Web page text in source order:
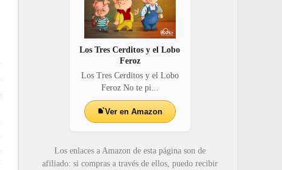
Los Tres Cerditos y el Lobo
Feroz
Los Tres Cerditos y el Lobo
Feroz No te pi...
Ver en Amazon
Los enlaces a Amazon de esta página son de
afiliado: si compras a través de ellos, puedo recibir